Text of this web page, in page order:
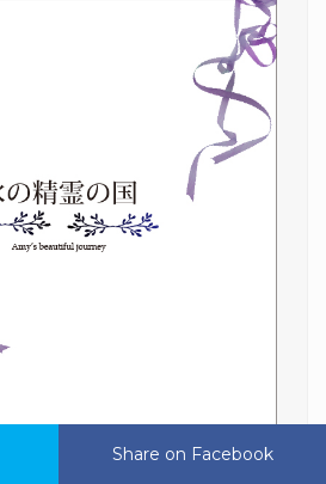
Share on Facebook
JOURNEY ～デザインすること、
Share on Facebook